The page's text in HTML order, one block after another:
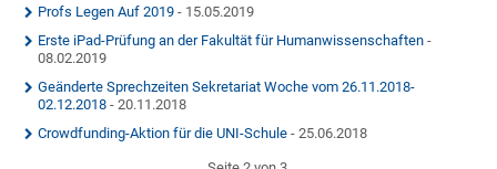
Profs Legen Auf 2019 - 15.05.2019
Erste iPad-Prüfung an der Fakultät für Humanwissenschaften -
08.02.2019
Geänderte Sprechzeiten Sekretariat Woche vom 26.11.2018-
02.12.2018 - 20.11.2018
Crowdfunding-Aktion für die UNI-Schule - 25.06.2018